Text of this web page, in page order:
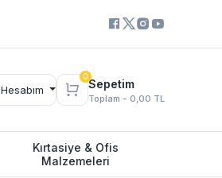
Hesabım
0
Sepetim
Toplam - 0,00 TL
Kırtasiye & Ofis
Malzemeleri